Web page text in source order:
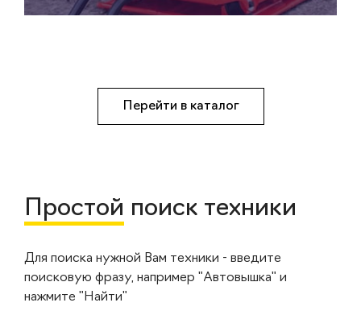
Перейти в каталог
Простой поиск техники
Для поиска нужной Вам техники - введите
поисковую фразу, например "Автовышка" и
нажмите "Найти"